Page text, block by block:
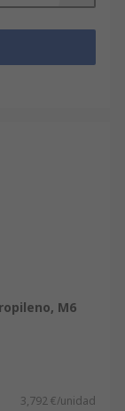
M6
3,792 €/unidad